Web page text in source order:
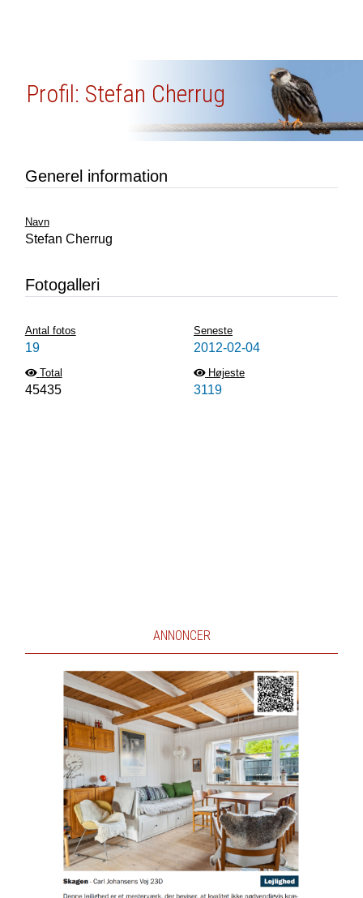
Profil: Stefan Cherrug
Generel information
Navn
Stefan Cherrug
Fotogalleri
Antal fotos
19
Seneste
2012-02-04
Total
45435
Højeste
3119
ANNONCER